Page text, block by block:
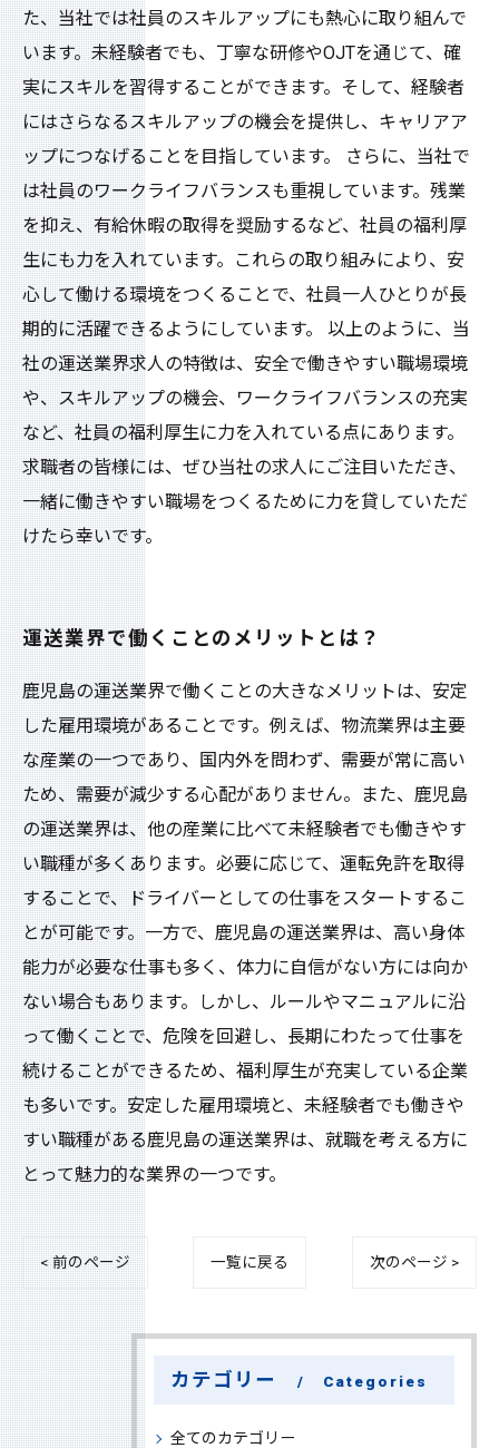
た、当社では社員のスキルアップにも熱心に取り組んで
います。未経験者でも、丁寧な研修やOJTを通じて、確
実にスキルを習得することができます。そして、経験者
にはさらなるスキルアップの機会を提供し、キャリアア
ップにつなげることを目指しています。 さらに、当社で
は社員のワークライフバランスも重視しています。残業
を抑え、有給休暇の取得を奨励するなど、社員の福利厚
生にも力を入れています。これらの取り組みにより、安
心して働ける環境をつくることで、社員一人ひとりが長
期的に活躍できるようにしています。 以上のように、当
社の運送業界求人の特徴は、安全で働きやすい職場環境
や、スキルアップの機会、ワークライフバランスの充実
など、社員の福利厚生に力を入れている点にあります。
求職者の皆様には、ぜひ当社の求人にご注目いただき、
一緒に働きやすい職場をつくるために力を貸していただ
けたら幸いです。
運送業界で働くことのメリットとは？
鹿児島の運送業界で働くことの大きなメリットは、安定
した雇用環境があることです。例えば、物流業界は主要
な産業の一つであり、国内外を問わず、需要が常に高い
ため、需要が減少する心配がありません。また、鹿児島
の運送業界は、他の産業に比べて未経験者でも働きやす
い職種が多くあります。必要に応じて、運転免許を取得
することで、ドライバーとしての仕事をスタートするこ
とが可能です。一方で、鹿児島の運送業界は、高い身体
能力が必要な仕事も多く、体力に自信がない方には向か
ない場合もあります。しかし、ルールやマニュアルに沿
って働くことで、危険を回避し、長期にわたって仕事を
続けることができるため、福利厚生が充実している企業
も多いです。安定した雇用環境と、未経験者でも働きや
すい職種がある鹿児島の運送業界は、就職を考える方に
とって魅力的な業界の一つです。
< 前のページ 一覧に戻る 次のページ >
カテゴリー Categories
全てのカテゴリー